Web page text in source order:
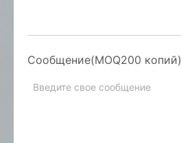
Сообщение(MOQ200 копий)